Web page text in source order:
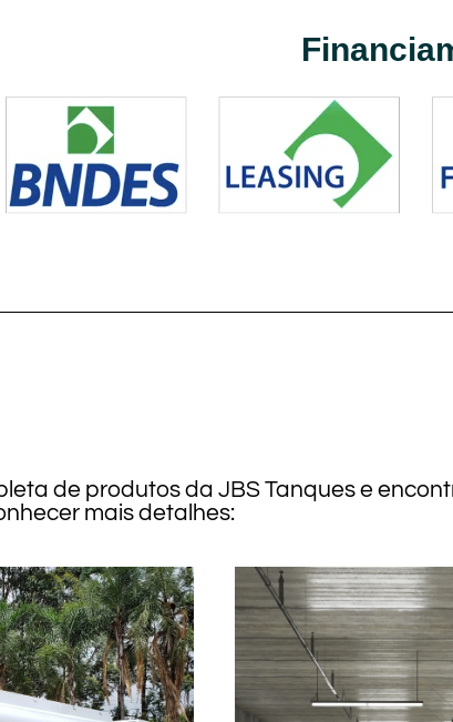
de produtos da JBS Tanques e
mais detalhes: